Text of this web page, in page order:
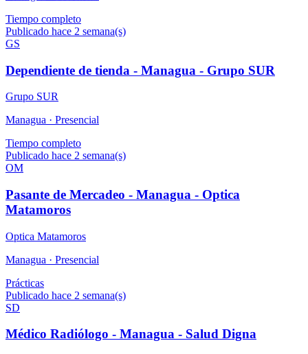
Tiempo completo
Publicado hace 2 semana(s)
GS
Dependiente de tienda - Managua - Grupo SUR
Grupo SUR
Managua · Presencial
Tiempo completo
Publicado hace 2 semana(s)
OM
Pasante de Mercadeo - Managua - Optica
Matamoros
Optica Matamoros
Managua · Presencial
Prácticas
Publicado hace 2 semana(s)
SD
Médico Radiólogo - Managua - Salud Digna